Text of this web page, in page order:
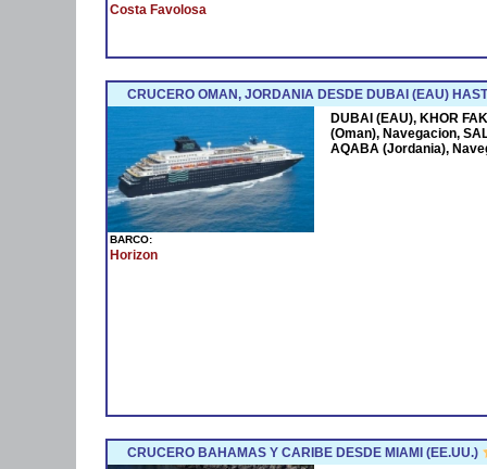
Costa Favolosa
CRUCERO OMAN, JORDANIA DESDE DUBAI (EAU)
BARCO:
Horizon
DUBAI (EAU), KHOR
(Oman), Navegacion,
AQABA (Jordania),
CRUCERO BAHAMAS Y CARIBE DESDE MIAMI (EE.UU.)